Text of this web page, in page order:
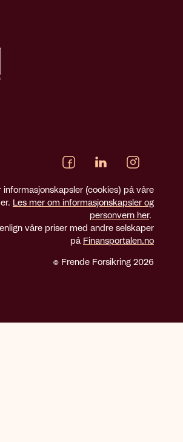
informasjonskapsler (cookies) på våre
Les mer om informasjonskapsler og
personvern her.
våre priser med andre selskaper
på Finansportalen.no
© Frende Forsikring 2026